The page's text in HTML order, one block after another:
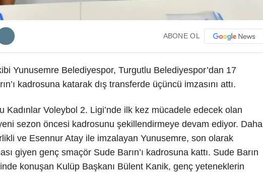
ABONE OL
Yunusemre Belediyespor, Turgutlu Belediyespor’dan 17
kadrosuna katarak dış transferde üçüncü imzasını attı.
Kadınlar Voleybol 2. Ligi’nde ilk kez mücadele edecek olan
sezon öncesi kadrosunu şekillendirmeye devam ediyor. Daha
ve Esennur Atay ile imzalayan Yunusemre, son olarak
giyen genç smaçör Sude Barın’ı kadrosuna kattı. Sude Barın
konuşan Kulüp Başkanı Bülent Kanik, genç yeteneklerin